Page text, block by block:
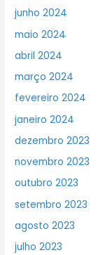
junho 2024
maio 2024
abril 2024
março 2024
fevereiro 2024
janeiro 2024
dezembro 2023
novembro 2023
outubro 2023
setembro 2023
agosto 2023
julho 2023